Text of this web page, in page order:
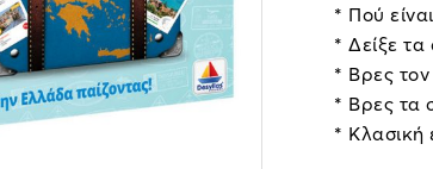
* Πού
* Δείξε τα
* Βρες τον
* Βρες τα
* Κλασική